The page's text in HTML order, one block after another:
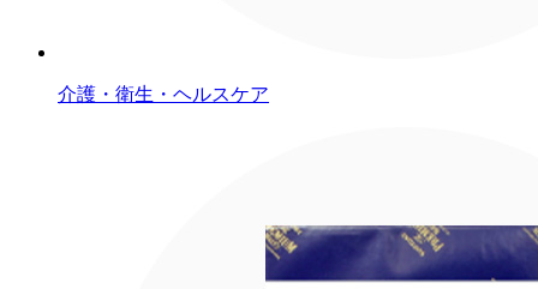
介護・衛生・ヘルスケア